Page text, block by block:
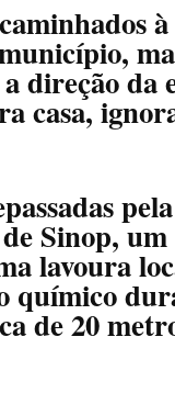
direção da
casa,
Sinop,
lavoura
químico
de 20